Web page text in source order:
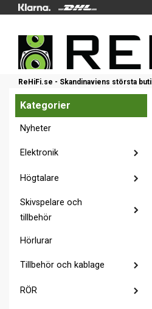
ReHiFi.se - Skandinaviens största
Kategorier
Nyheter
Elektronik
Högtalare
Skivspelare och
tillbehör
Hörlurar
Tillbehör och kablage
RÖR